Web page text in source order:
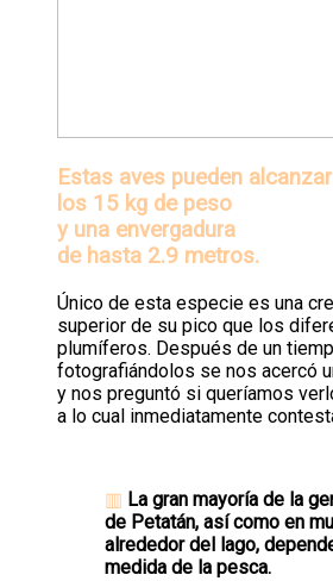
Estas aves pueden alcanzar
los 15 kg de peso
y una envergadura
de hasta 2.9 metros.
Único de esta especie es una
superior de su pico que los
plumíferos. Después de un
fotografiándolos se nos acercó
y nos preguntó si queríamos
a lo cual inmediatamente
▥ La gran mayoría de la
de Petatán, así como en
alrededor del lago,
medida de la pesca.